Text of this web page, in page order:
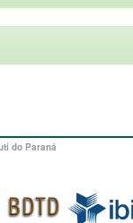
do Paraná